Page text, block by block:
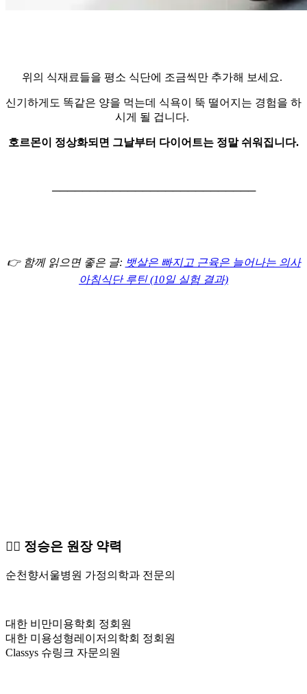
위의 식재료들을 평소 식단에 조금씩만 추가해 보세요.
신기하게도 똑같은 양을 먹는데 식욕이 뚝 떨어지는 경험을 하
시게 될 겁니다.
호르몬이 정상화되면 그날부터 다이어트는 정말 쉬워집니다.
───────────────────────────
👉 함께 읽으면 좋은 글: 뱃살은 빠지고 근육은 늘어나는 의사
아침식단 루틴 (10일 실험 결과)
👩‍⚕️ 정승은 원장 약력
순천향서울병원 가정의학과 전문의
대한 비만미용학회 정회원
대한 미용성형레이저의학회 정회원
Classys 슈링크 자문의원